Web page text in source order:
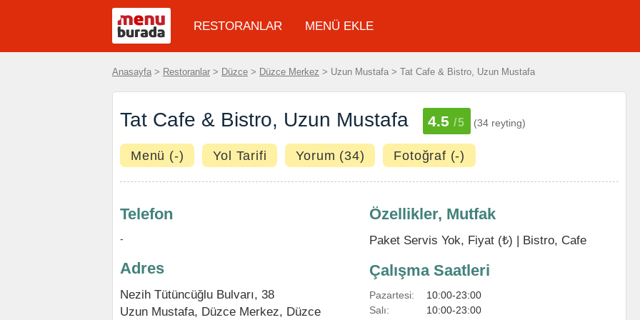
RESTORANLAR MENÜ EKLE
Anasayfa > Restoranlar > Düzce > Düzce Merkez > Uzun Mustafa > Tat Cafe & Bistro, Uzun Mustafa
Tat Cafe & Bistro, Uzun Mustafa 4.5 /5 (34 reyting)
Menü (-) Yol Tarifi Yorum (34) Fotoğraf (-)
Telefon
-
Adres
Nezih Tütüncüğlu Bulvarı, 38
Uzun Mustafa, Düzce Merkez, Düzce
Özellikler, Mutfak
Paket Servis Yok, Fiyat (₺) | Bistro, Cafe
Çalışma Saatleri
Pazartesi:
10:00-23:00
Salı:
10:00-23:00